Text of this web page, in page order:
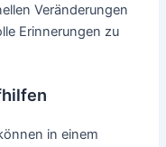
Veränderungen
Erinnerungen zu
in einem